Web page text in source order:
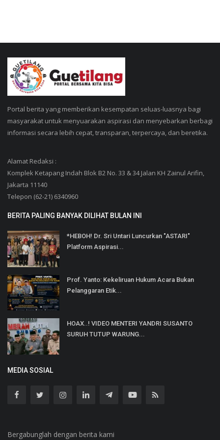
Portal berita yang memberikan kesempatan seluas-luasnya bagi
masyarakat untuk menyuarakan aspirasi dan menyebarkan berbagi
informasi secara lebih cepat, transparan, terpercaya, dan beretika.
Alamat Redaksi :
Komplek Ketapang Indah Blok B2 No. 33 & 34 Jalan KH Zainul Arifin,
Jakarta 11140
Telepon (62-21) 6340960
BERITA PALING BANYAK DILIHAT BULAN INI
*HEBOH! Dr. Sri Untari Luncurkan "ASTARI"
Platform Aspirasi...
Prof. Yanto: Kekeliruan Hukum Acara Bukan
Pelanggaran Etik...
HOAX..! VIDEO MENTERI YANDRI SUSANTO
SURUH TUTUP WARUNG...
MEDIA SOSIAL
Bergabunglah dengan berita kami